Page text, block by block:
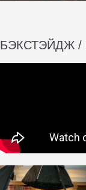
БЭКСТЭЙДЖ /